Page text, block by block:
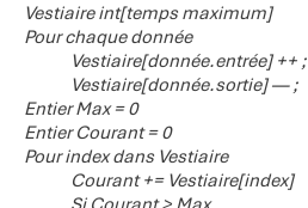
Vestiaire int[temps maximum]
Pour chaque donnée
Vestiaire[donnée.entrée] ++ ;
Vestiaire[donnée.sortie] — ;
Entier Max = 0
Entier Courant = 0
Pour index dans Vestiaire
Courant += Vestiaire[index]